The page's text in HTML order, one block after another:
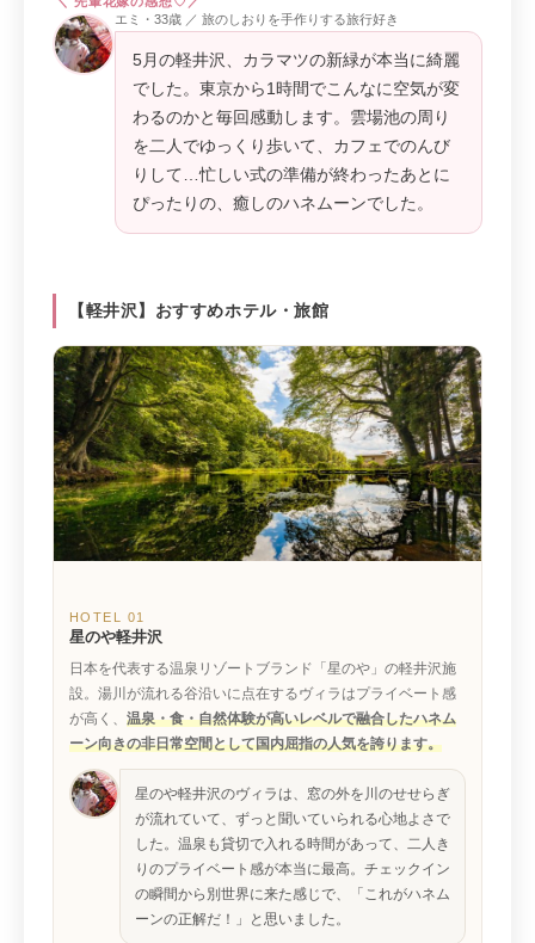
エミ・33歳 ／ 旅のしおりを手作りする旅行好き
5月の軽井沢、カラマツの新緑が本当に綺麗
でした。東京から1時間でこんなに空気が変
わるのかと毎回感動します。雲場池の周り
を二人でゆっくり歩いて、カフェでのんび
りして…忙しい式の準備が終わったあとに
ぴったりの、癒しのハネムーンでした。
【軽井沢】おすすめホテル・旅館
HOTEL 01
星のや軽井沢
日本を代表する温泉リゾートブランド「星のや」の軽井沢施
設。湯川が流れる谷沿いに点在するヴィラはプライベート感
が高く、 温泉・食・自然体験が高いレベルで融合したハネム
ーン向きの非日常空間として国内屈指の人気を誇ります。
星のや軽井沢のヴィラは、窓の外を川のせせらぎ
が流れていて、ずっと聞いていられる心地よさで
した。温泉も貸切で入れる時間があって、二人き
りのプライベート感が本当に最高。チェックイン
の瞬間から別世界に来た感じで、「これがハネム
ーンの正解だ！」と思いました。